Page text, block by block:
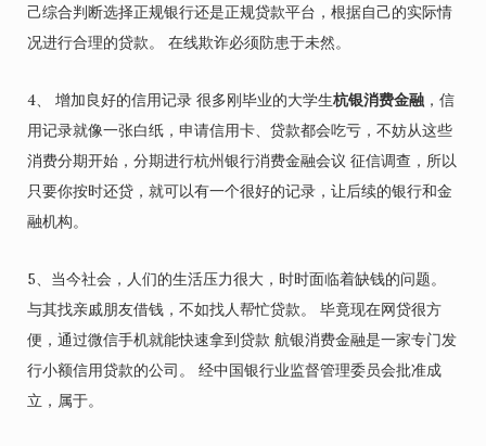
己综合判断选择正规银行还是正规贷款平台，根据自己的实际情
况进行合理的贷款。 在线欺诈必须防患于未然。
4、 增加良好的信用记录 很多刚毕业的大学生杭银消费金融 ，信
用记录就像一张白纸，申请信用卡、贷款都会吃亏，不妨从这些
消费分期开始，分期进行杭州银行消费金融会议 征信调查，所以
只要你按时还贷，就可以有一个很好的记录，让后续的银行和金
融机构。
5、当今社会，人们的生活压力很大，时时面临着缺钱的问题。
与其找亲戚朋友借钱，不如找人帮忙贷款。 毕竟现在网贷很方
便，通过微信手机就能快速拿到贷款 航银消费金融是一家专门发
行小额信用贷款的公司。 经中国银行业监督管理委员会批准成
立，属于。